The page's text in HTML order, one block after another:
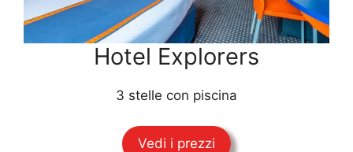
Hotel Explorers
3 stelle con piscina
Vedi i prezzi